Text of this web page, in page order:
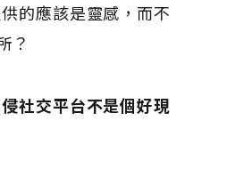
的應該是靈感，而不
？
社交平台不是個好現